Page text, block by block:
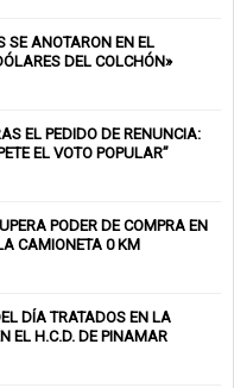
SE ANOTARON EN EL
DEL COLCHÓN»
EL PEDIDO DE RENUNCIA:
EL VOTO POPULAR”
PODER DE COMPRA EN
CAMIONETA 0 KM
DÍA TRATADOS EN LA
EL H.C.D. DE PINAMAR